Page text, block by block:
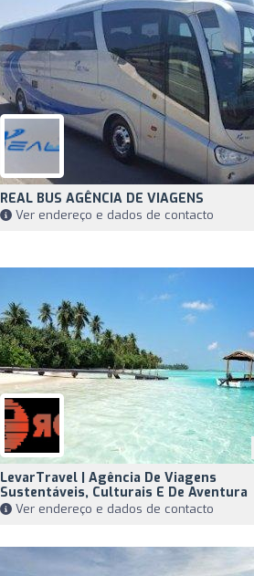
REAL BUS AGÊNCIA DE VIAGENS
Ver endereço e dados de contacto
LevarTravel | Agência De Viagens
Sustentáveis, Culturais E De Aventura
Ver endereço e dados de contacto